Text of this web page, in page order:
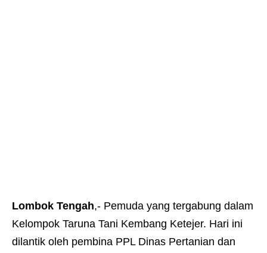
Lombok Tengah,- Pemuda yang tergabung dalam
Kelompok Taruna Tani Kembang Ketejer. Hari ini
dilantik oleh pembina PPL Dinas Pertanian dan